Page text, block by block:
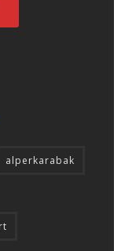
alperkarabak